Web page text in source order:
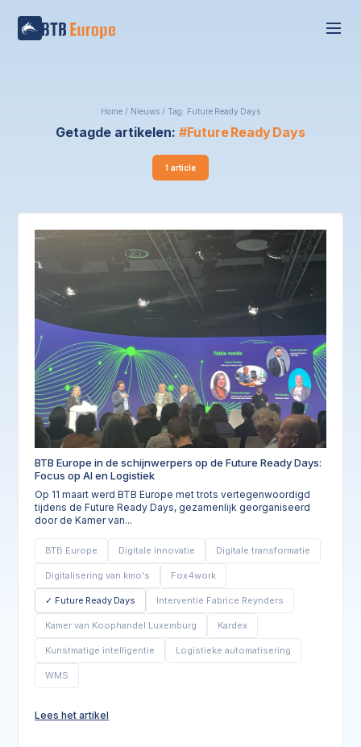
Home / Nieuws / Tag: Future Ready Days
Getagde artikelen: Future Ready Days
1 article
BTB Europe in de schijnwerpers op de Future Ready Days:
Focus op AI en Logistiek
Op 11 maart werd BTB Europe met trots vertegenwoordigd
tijdens de Future Ready Days, gezamenlijk georganiseerd
door de Kamer van...
BTB Europe Digitale innovatie Digitale transformatie
Digitalisering van kmo's Fox4work
Future Ready Days Interventie Fabrice Reynders
Kamer van Koophandel Luxemburg Kardex
Kunstmatige intelligentie Logistieke automatisering
WMS
Lees het artikel